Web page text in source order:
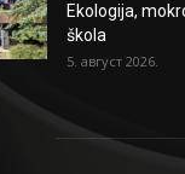
Ekologija,
škola
5. август 2026.